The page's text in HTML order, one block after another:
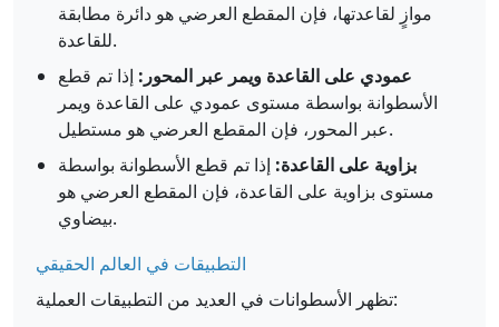
موازٍ لقاعدتها، فإن المقطع العرضي هو دائرة مطابقة
للقاعدة.
عمودي على القاعدة ويمر عبر المحور: إذا تم قطع
الأسطوانة بواسطة مستوى عمودي على القاعدة ويمر
عبر المحور، فإن المقطع العرضي هو مستطيل.
بزاوية على القاعدة: إذا تم قطع الأسطوانة بواسطة
مستوى بزاوية على القاعدة، فإن المقطع العرضي هو
بيضاوي.
التطبيقات في العالم الحقيقي
تظهر الأسطوانات في العديد من التطبيقات العملية: